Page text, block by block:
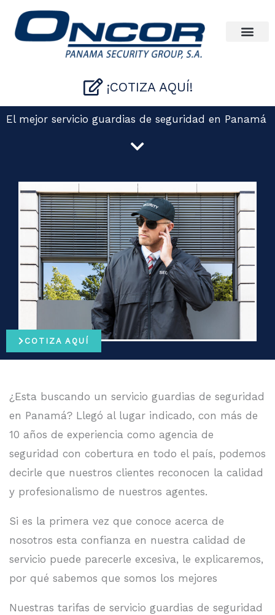
¡COTIZA AQUÍ!
El mejor servicio guardias de seguridad en Panamá
COTIZA AQUÍ
¿Esta buscando un servicio guardias de seguridad
en Panamá? Llegó al lugar indicado, con más de
10 años de experiencia como agencia de
seguridad con cobertura en todo el país, podemos
decirle que nuestros clientes reconocen la calidad
y profesionalismo de nuestros agentes.
Si es la primera vez que conoce acerca de
nosotros esta confianza en nuestra calidad de
servicio puede parecerle excesiva, le explicaremos,
por qué sabemos que somos los mejores
Nuestras tarifas de servicio guardias de seguridad